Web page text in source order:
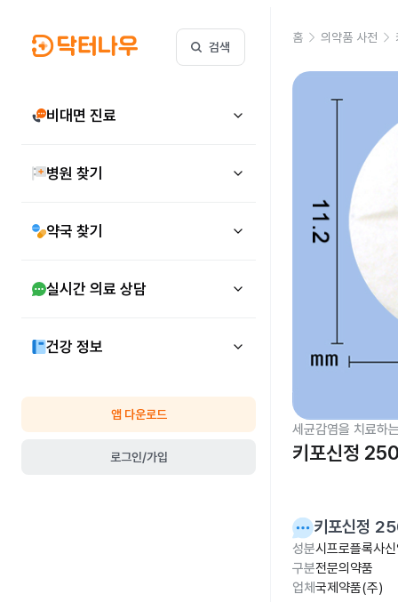
검색
비대면 진료
병원 찾기
약국 찾기
실시간 의료 상담
건강 정보
앱 다운로드
로그인/가입
홈 의약품 사전
세균감염을 치료하
키포신정
키포신정
성분시프로플록사
구분전문의약품
업체 국제약품(주)